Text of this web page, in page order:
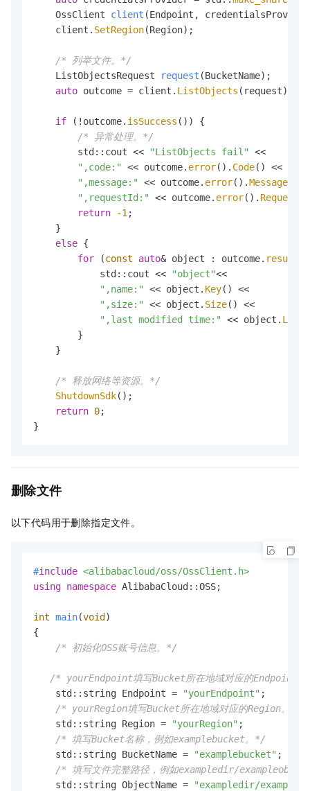
OssClient client (Endpoint,
    client.
SetRegion(Region);
/* 列举文件。*/
ListObjectsRequest
request (BucketName) ;
auto outcome = client. ListObjects (request);
if (!outcome. isSuccess ()) {
/* 异常处理。*/
        std::cout <<
"ListObjects fail"
<<
",code:"
<< outcome. error(). Code() <<
",message:"
<< outcome. error().Message
",requestId:"
<< outcome. error(). RequestId
return
-1 ;
    }
else {
for (const auto& object : outcome. result
            std::cout <<
"object"<<
",name:"
<< object. Key() <<
",size:"
<< object. Size() <<
",last modified time:"
<< object.
        }
    }
/* 释放网络等资源。*/
ShutdownSdk();
return 0;
}
删除文件
以下代码用于删除指定文件。
#include <alibabacloud/oss/OssClient.h>
using namespace AlibabaCloud::OSS;
int main(void )
{
/* 初始化OSS账号信息。*/
/* yourEndpoint填写Bucket所在地域对应的Endpoint
    std::string Endpoint =
"yourEndpoint" ;
/* yourRegion填写Bucket所在地域对应的Region。以
    std::string Region =
"yourRegion" ;
/* 填写Bucket名称，例如examplebucket。*/
    std::string BucketName =
"examplebucket" ;
/* 填写文件完整路径，例如exampledir/
    std::string ObjectName =
"exampledir/